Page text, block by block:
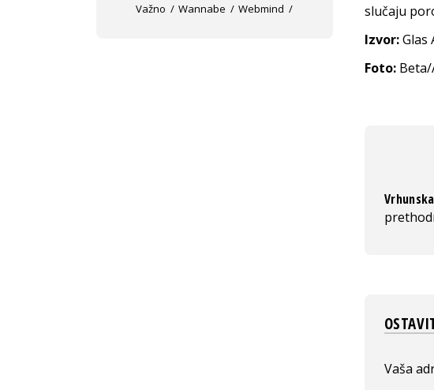
slučaju
Izvor:Glas
Foto: Beta/
Vaša
Važno
Wannabe Webmind